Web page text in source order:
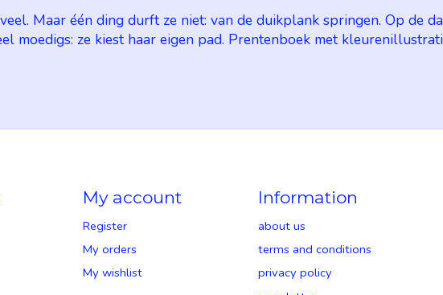
Maar één ding durft ze niet: van de duikplank springen. Op de
moedigs: ze kiest haar eigen pad. Prentenboek met
My account
Register
My orders
My wishlist
Information
about us
terms and conditions
privacy policy